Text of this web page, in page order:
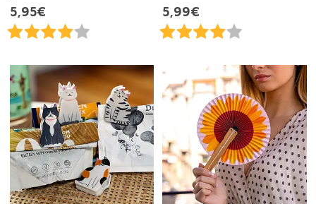
5,95€
5,99€